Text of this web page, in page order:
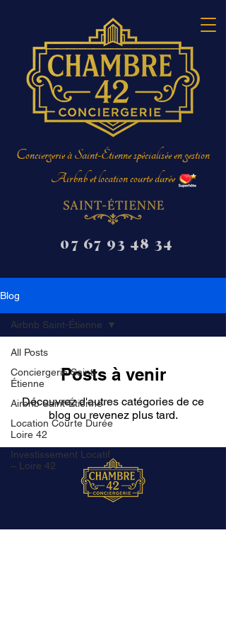
Conciergerie à Saint-Étienne spécialisée en gestion
Airbnb et location courte durée
07 67 93 48 34
Blog
All Posts
Conciergerie Saint-
Étienne
Airbnb Saint-Étienne
Location Courte Durée
Loire 42
Investissement Locatif
– Loire 42
Airbnb Saint-Étienne
Posts à venir
Découvrez d'autres catégories de ce
blog ou revenez plus tard.